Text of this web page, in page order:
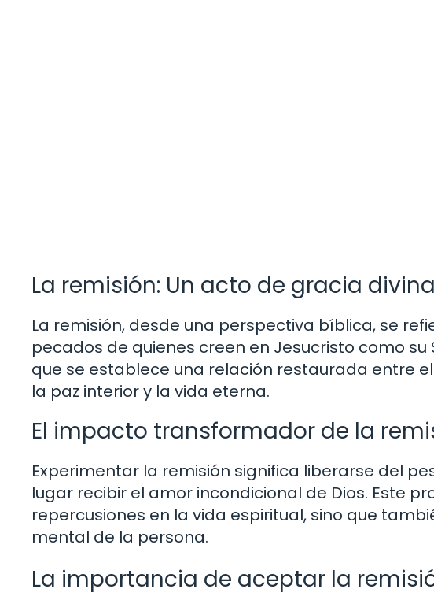
La remisión: Un acto de gracia divina
La remisión, desde una perspectiva bíblica, se
pecados de quienes creen en Jesucristo como
que se establece una relación restaurada entre
la paz interior y la vida eterna.
El impacto transformador de la
Experimentar la remisión significa liberarse del
lugar recibir el amor incondicional de Dios. Este
repercusiones en la vida espiritual, sino que
mental de la persona.
La importancia de aceptar la